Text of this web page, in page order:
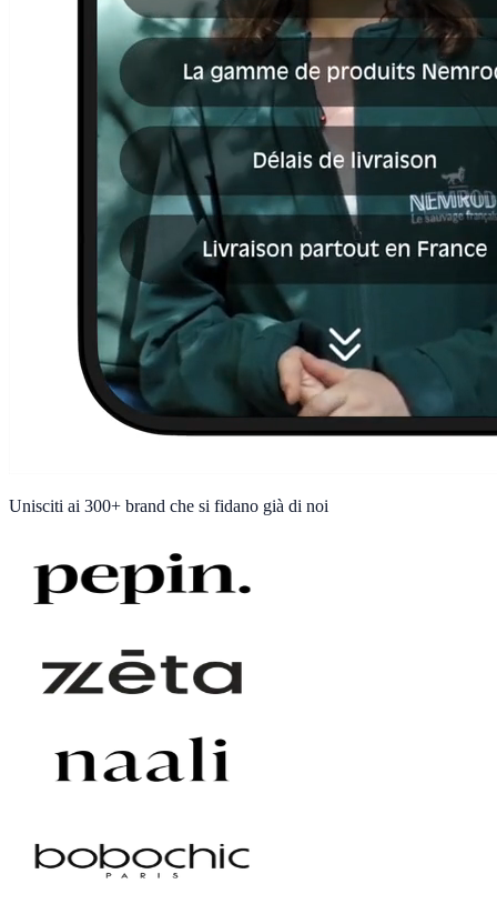
Unisciti ai 300+ brand che si fidano già di noi